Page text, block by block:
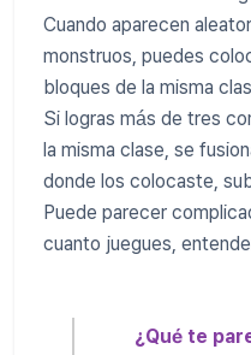
Cuando aparecen
monstruos, puedes
bloques de la misma
Si logras más de tres
la misma clase, se
donde los colocaste,
Puede parecer
cuanto juegues,
¿Qué te